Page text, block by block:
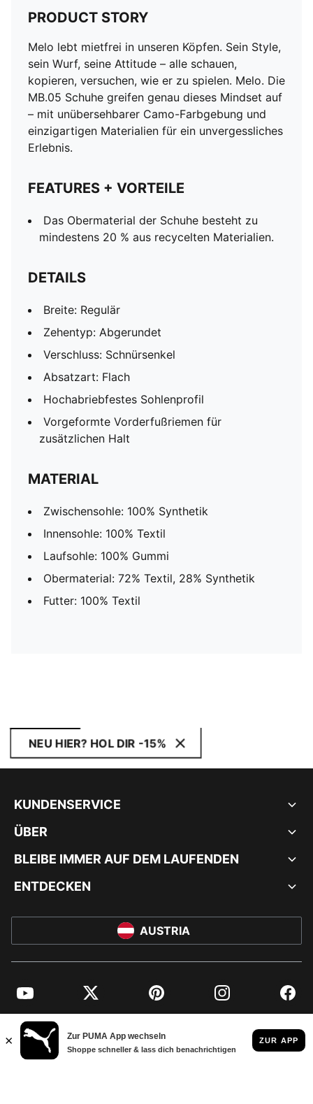
PRODUCT STORY
Melo lebt mietfrei in unseren Köpfen. Sein Style,
sein Wurf, seine Attitude – alle schauen,
kopieren, versuchen, wie er zu spielen. Melo. Die
MB.05 Schuhe greifen genau dieses Mindset auf
– mit unübersehbarer Camo-Farbgebung und
einzigartigen Materialien für ein unvergessliches
Erlebnis.
FEATURES + VORTEILE
Das Obermaterial der Schuhe besteht zu
mindestens 20 % aus recycelten Materialien.
DETAILS
Breite: Regulär
Zehentyp: Abgerundet
Verschluss: Schnürsenkel
Absatzart: Flach
Hochabriebfestes Sohlenprofil
Vorgeformte Vorderfußriemen für
zusätzlichen Halt
MATERIAL
Zwischensohle: 100% Synthetik
Innensohle: 100% Textil
Laufsohle: 100% Gummi
Obermaterial: 72% Textil, 28% Synthetik
Futter: 100% Textil
NEU HIER? HOL DIR -15%
KUNDENSERVICE
ÜBER
BLEIBE IMMER AUF DEM LAUFENDEN
ENTDECKEN
AUSTRIA
YouTube Twitter Pinterest Instagram
© PUMA EUROPE GMBH, 2026. ALLE RECHTE VORBEHALTEN
IMPRESSUM UND RECHTLICHE HINWEISE